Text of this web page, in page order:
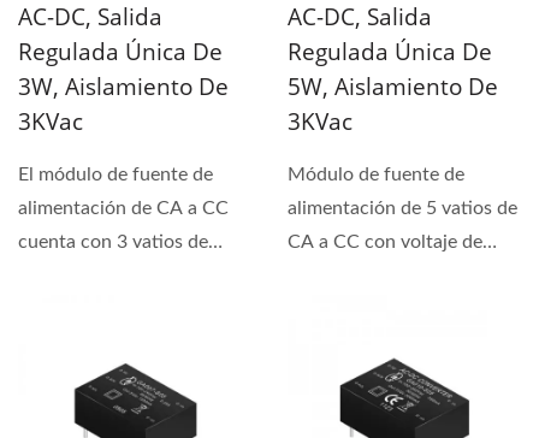
AC-DC, Salida
Regulada Única De
3W, Aislamiento De
3KVac
El módulo de fuente de
alimentación de CA a CC
cuenta con 3 vatios de
AC-DC, Salida
Regulada Única De
5W, Aislamiento De
3KVac
Módulo de fuente de
alimentación de 5 vatios de
CA a CC con voltaje de